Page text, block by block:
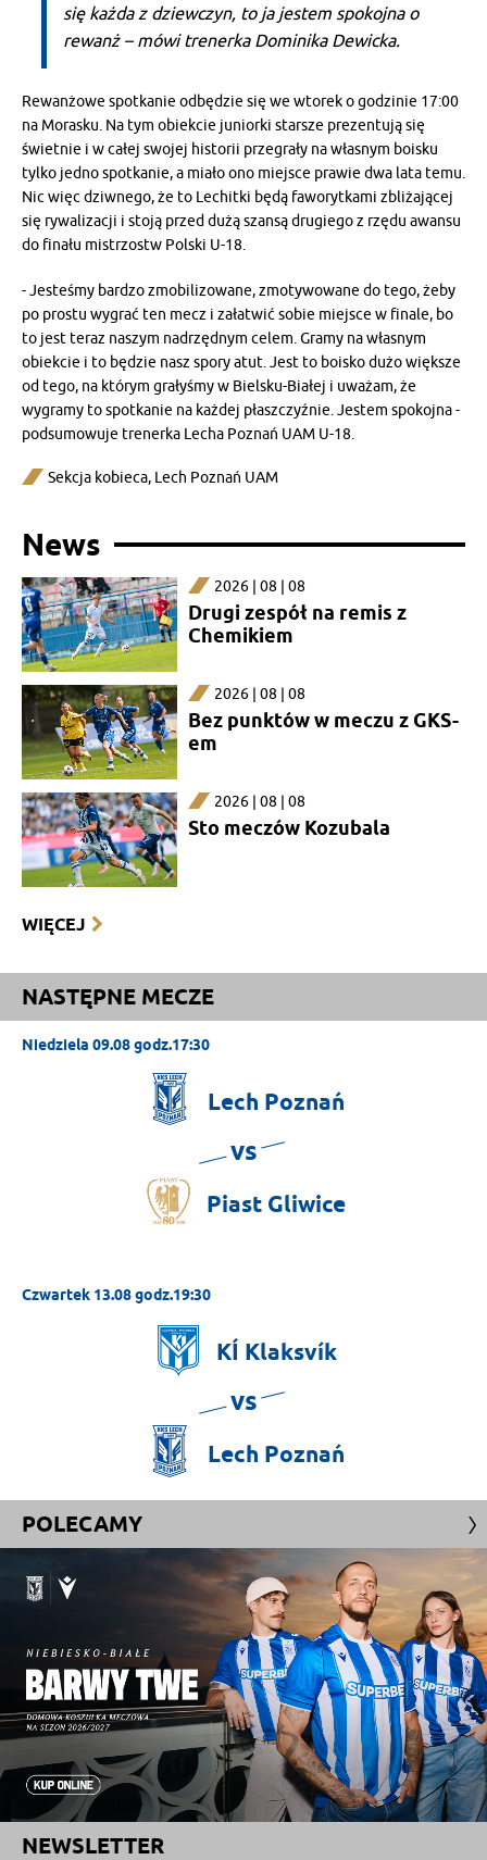
się każda z dziewczyn, to ja jestem spokojna o
rewanż – mówi trenerka Dominika Dewicka.
Rewanżowe spotkanie odbędzie się we wtorek o godzinie 17:00
na Morasku. Na tym obiekcie juniorki starsze prezentują się
świetnie i w całej swojej historii przegrały na własnym boisku
tylko jedno spotkanie, a miało ono miejsce prawie dwa lata temu.
Nic więc dziwnego, że to Lechitki będą faworytkami zbliżającej
się rywalizacji i stoją przed dużą szansą drugiego z rzędu awansu
do finału mistrzostw Polski U-18.
- Jesteśmy bardzo zmobilizowane, zmotywowane do tego, żeby
po prostu wygrać ten mecz i załatwić sobie miejsce w finale, bo
to jest teraz naszym nadrzędnym celem. Gramy na własnym
obiekcie i to będzie nasz spory atut. Jest to boisko dużo większe
od tego, na którym grałyśmy w Bielsku-Białej i uważam, że
wygramy to spotkanie na każdej płaszczyźnie. Jestem spokojna -
podsumowuje trenerka Lecha Poznań UAM U-18.
Sekcja kobieca, Lech Poznań UAM
News
2026 | 08 | 08
Drugi zespół na remis z
Chemikiem
2026 | 08 | 08
Bez punktów w meczu z GKS-
em
2026 | 08 | 08
Sto meczów Kozubala
WIĘCEJ
NASTĘPNE MECZE
Niedziela 09.08 godz.17:30
Lech Poznań
vs
Piast Gliwice
Czwartek 13.08 godz.19:30
KÍ Klaksvík
vs
Lech Poznań
POLECAMY
NEWSLETTER